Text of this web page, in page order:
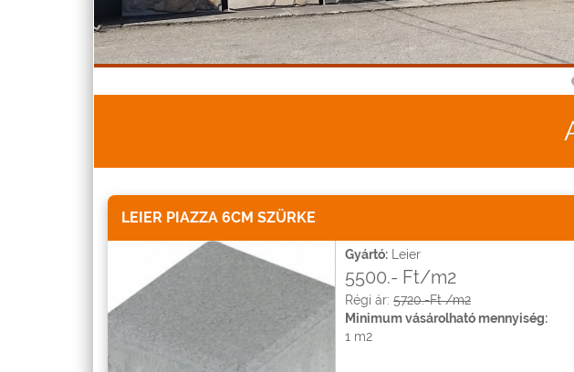
LEIER PIAZZA 6CM SZÜRKE
Gyártó: Leier
5500.- Ft/m2
Régi ár: 5720.-Ft /m2
Minimum vásárolható mennyiség:
1 m2